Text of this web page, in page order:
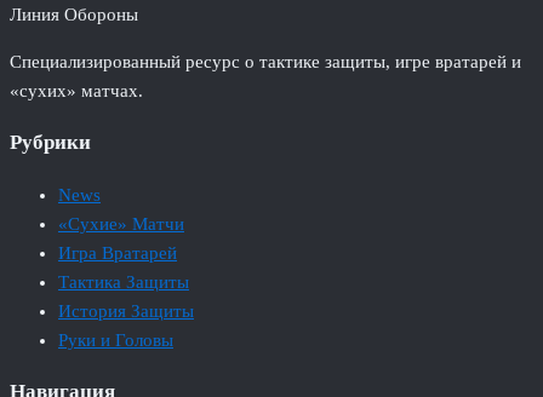
Линия Обороны
Специализированный ресурс о тактике защиты, игре вратарей и
«сухих» матчах.
Рубрики
News
«Сухие» Матчи
Игра Вратарей
Тактика Защиты
История Защиты
Руки и Головы
Навигация